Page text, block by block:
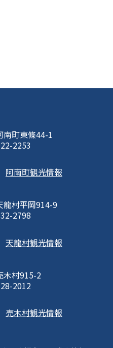
南町東條44-1
2253
阿南町観光情報
龍村平岡914-9
2798
天龍村観光情報
木村915-2
2012
売木村観光情報